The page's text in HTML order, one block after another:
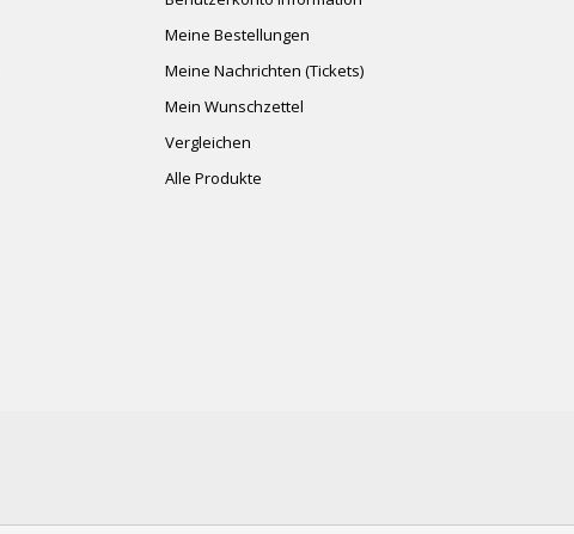
Meine Bestellungen
Meine Nachrichten (Tickets)
Mein Wunschzettel
Vergleichen
Alle Produkte